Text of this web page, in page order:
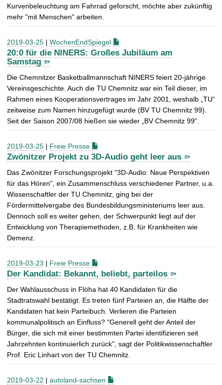
Kurvenbeleuchtung am Fahrrad geforscht, möchte aber zukünftig
mehr "mit Menschen" arbeiten.
2019-03-25 | WochenEndSpiegel
20:0 für die NINERS: Großes Jubiläum am
Samstag
Die Chemnitzer Basketballmannschaft NINERS feiert 20-jährige
Vereinsgeschichte. Auch die TU Chemnitz war ein Teil dieser, im
Rahmen eines Kooperationsvertrages im Jahr 2001, weshalb „TU“
zeitweise zum Namen hinzugefügt wurde (BV TU Chemnitz 99).
Seit der Saison 2007/08 hießen sie wieder „BV Chemnitz 99“.
2019-03-25 | Freie Presse
Zwönitzer Projekt zu 3D-Audio geht leer aus
Das Zwönitzer Forschungsprojekt "3D-Audio: Neue Perspektiven
für das Hören", ein Zusammenschluss verschiedener Partner, u.a.
Wissenschaftler der TU Chemnitz, ging bei der
Fördermittelvergabe des Bundesbildungsministeriums leer aus.
Dennoch soll es weiter gehen, der Schwerpunkt liegt auf der
Entwicklung von Therapiemethoden, z.B. für Krankheiten wie
Demenz.
2019-03-23 | Freie Presse
Der Kandidat: Bekannt, beliebt, parteilos
Der Wahlausschuss in Flöha hat 40 Kandidaten für die
Stadtratswahl bestätigt. Es treten fünf Parteien an, die Hälfte der
Kandidaten hat kein Parteibuch. Verlieren die Parteien
kommunalpolitisch an Einfluss? "Generell geht der Anteil der
Bürger, die sich mit einer bestimmten Partei identifizieren seit
Jahrzehnten kontinuierlich zurück", sagt der Politikwissenschaftler
Prof. Eric Linhart von der TU Chemnitz.
2019-03-22 | autoland-sachsen